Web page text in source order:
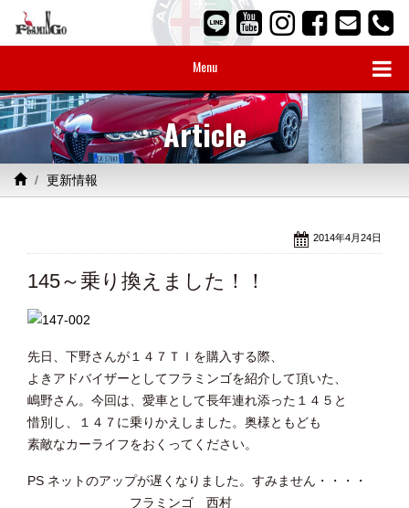
Menu
Article
更新情報
2014年4月24日
145～乗り換えました！！
先日、下野さんが１４７ＴＩを購入する際、
よきアドバイザーとしてフラミンゴを紹介して頂いた、
嶋野さん。今回は、愛車として長年連れ添った１４５と
惜別し、１４７に乗りかえしました。奥様ともども
素敵なカーライフをおくってください。
PS ネットのアップが遅くなりました。すみません・・・・
フラミンゴ 西村